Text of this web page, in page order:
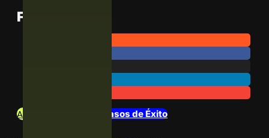
Follow Us
Archivo de Noticias Casos de Éxito